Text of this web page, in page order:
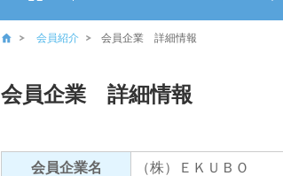
会員紹介 会員企業 詳細情報
会員企業 詳細情報
会員企業名 （株）ＥＫＵＢＯ